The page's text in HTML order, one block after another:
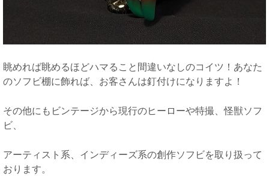
眺めれば眺めるほどハマること間違いなしのコイツ！あなた
のソフビ棚に飾れば、お客さんは釘付けになりますよ！
その他にもビンテージから現行のヒーローや特撮、怪獣ソフ
ビ、
アーティスト系、インディーズ系の創作ソフビを取り扱って
おります。